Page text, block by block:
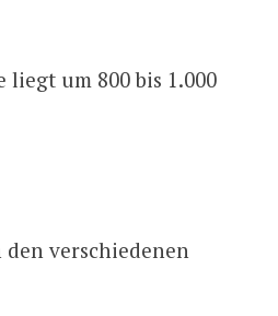
liegt um 800 bis 1.000
verschiedenen